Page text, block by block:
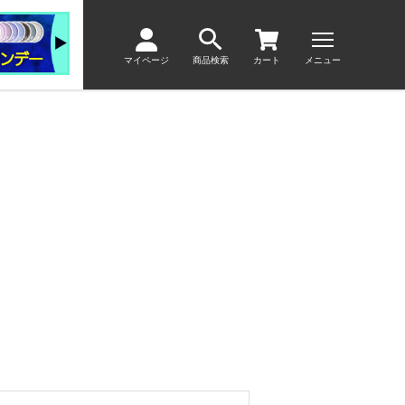
マイページ 商品検索 カート メニュー